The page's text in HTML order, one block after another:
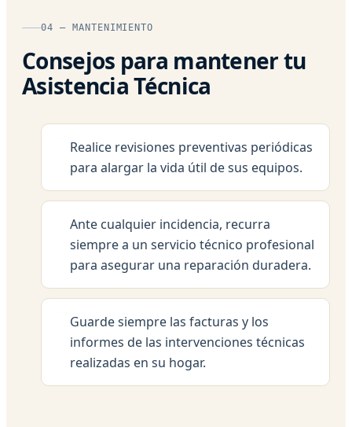
04 — MANTENIMIENTO
Consejos para mantener tu
Asistencia Técnica
Realice revisiones preventivas periódicas
para alargar la vida útil de sus equipos.
Ante cualquier incidencia, recurra
siempre a un servicio técnico profesional
para asegurar una reparación duradera.
Guarde siempre las facturas y los
informes de las intervenciones técnicas
realizadas en su hogar.